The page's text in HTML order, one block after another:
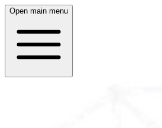
Open main menu